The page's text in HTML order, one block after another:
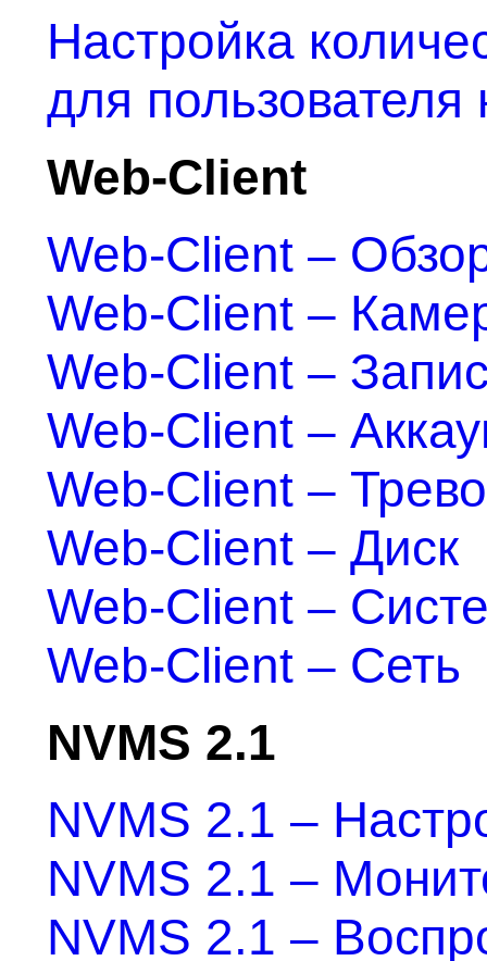
Настройка
для пользователя
Web-Client
Web-Client –
Web-Client –
Web-Client –
Web-Client –
Web-Client –
Web-Client – Диск
Web-Client –
Web-Client – Сеть
NVMS 2.1
NVMS 2.1 –
NVMS 2.1 –
NVMS 2.1 –